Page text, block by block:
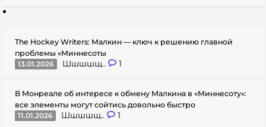
The Hockey Writers: Малкин — ключ к решению главной
проблемы «Миннесоты
13.01.2026
Шшшшщ.. 1
В Монреале об интересе к обмену Малкина в «Миннесоту»:
все элементы могут сойтись довольно быстро
11.01.2026
Шшшшщ.. 1